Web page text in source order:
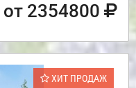
от 2354800
ХИТ ПРОДАЖ